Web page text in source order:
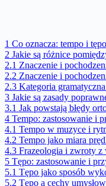
1 Co oznacza: tempo i
2 Jakie są różnice
2.1 Znaczenie i
2.2 Znaczenie i
2.3 Kategoria
3 Jakie są zasady
3.1 Jak powstają błędy
4 Tempo: zastosowanie i
4.1 Tempo w muzyce i
4.2 Tempo jako miara
4.3 Frazeologia i zwroty z
5 Tępo: zastosowanie i
5.1 Tępo jako sposób
5.2 Tępo a cechy